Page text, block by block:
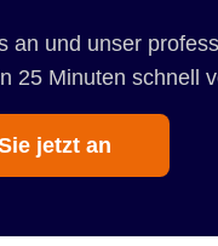
an und unser
25 Minuten schnell
jetzt an